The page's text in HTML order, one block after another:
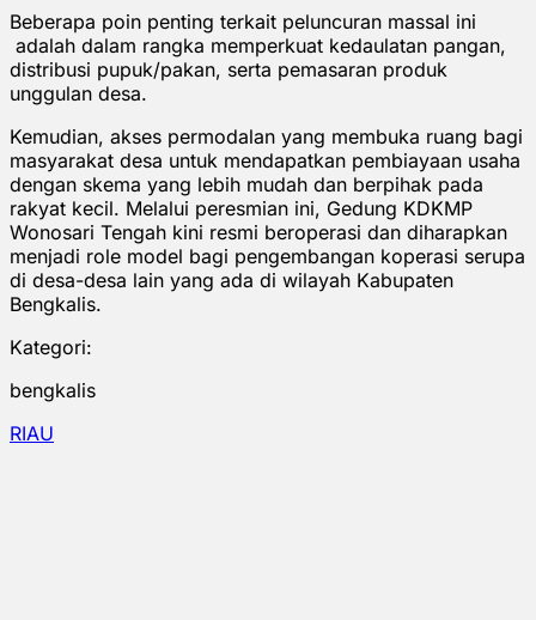
Beberapa poin penting terkait peluncuran massal ini
adalah dalam rangka memperkuat kedaulatan pangan,
distribusi pupuk/pakan, serta pemasaran produk
unggulan desa.
Kemudian, akses permodalan yang membuka ruang bagi
masyarakat desa untuk mendapatkan pembiayaan usaha
dengan skema yang lebih mudah dan berpihak pada
rakyat kecil. Melalui peresmian ini, Gedung KDKMP
Wonosari Tengah kini resmi beroperasi dan diharapkan
menjadi role model bagi pengembangan koperasi serupa
di desa-desa lain yang ada di wilayah Kabupaten
Bengkalis.
Kategori:
bengkalis
RIAU